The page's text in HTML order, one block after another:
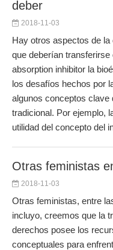
deber
2018-11-03
Hay otros aspectos de la
que deberían transferirse
absorption inhibitor la
los desafíos hechos por
algunos conceptos clave
tradicional. Por ejemplo,
utilidad del concepto del
Otras feministas
2018-11-03
Otras feministas, entre
incluyo, creemos que la
derechos posee los
conceptuales para